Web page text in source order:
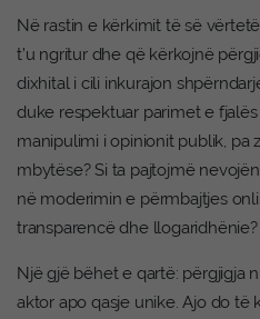
Në rastin e kërkimit të së
t’u ngritur dhe që kërkojnë
dixhital i cili inkurajon
duke respektuar parimet e
manipulimi i opinionit publik, pa
mbytëse? Si ta pajtojmë
në moderimin e përmbajtjes
transparencë dhe llogaridhënie?
Një gjë bëhet e qartë: përgjigja
aktor apo qasje unike. Ajo do të